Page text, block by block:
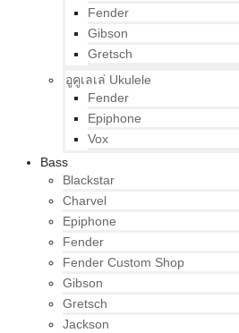
Fender
Gibson
Gretsch
อูคูเลเล่ Ukulele
Fender
Epiphone
Vox
Bass
Blackstar
Charvel
Epiphone
Fender
Fender Custom Shop
Gibson
Gretsch
Jackson